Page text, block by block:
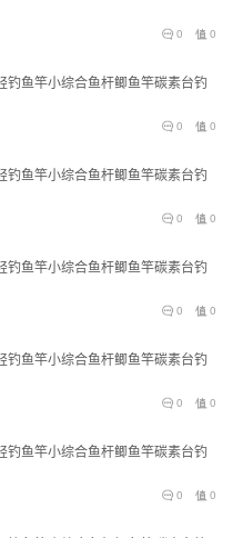
0
0
钓鱼竿小综合鱼杆鲫鱼竿碳素台钓
0
0
钓鱼竿小综合鱼杆鲫鱼竿碳素台钓
0
0
钓鱼竿小综合鱼杆鲫鱼竿碳素台钓
0
0
钓鱼竿小综合鱼杆鲫鱼竿碳素台钓
0
0
钓鱼竿小综合鱼杆鲫鱼竿碳素台钓
0
0